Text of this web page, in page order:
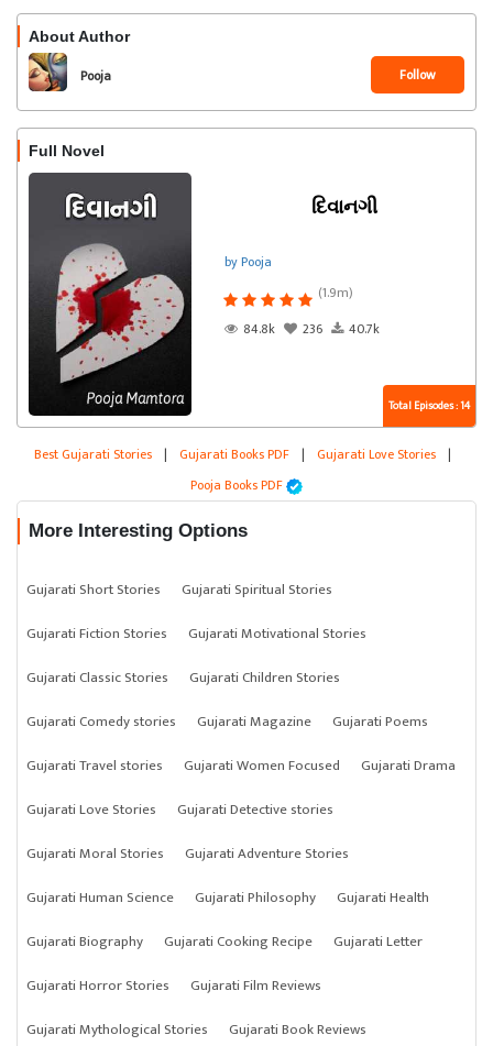
About Author
Pooja Follow
Full Novel
દિવાનગી
by Pooja
(1.9m)
84.8k
236 40.7k
Total Episodes : 14
Best Gujarati Stories | Gujarati Books PDF | Gujarati Love Stories |
Pooja Books PDF
More Interesting Options
Gujarati Short Stories
Gujarati Spiritual Stories
Gujarati Fiction Stories
Gujarati Motivational Stories
Gujarati Classic Stories
Gujarati Children Stories
Gujarati Comedy stories
Gujarati Magazine
Gujarati Poems
Gujarati Travel stories
Gujarati Women Focused
Gujarati Drama
Gujarati Love Stories
Gujarati Detective stories
Gujarati Moral Stories
Gujarati Adventure Stories
Gujarati Human Science
Gujarati Philosophy
Gujarati Health
Gujarati Biography
Gujarati Cooking Recipe
Gujarati Letter
Gujarati Horror Stories
Gujarati Film Reviews
Gujarati Mythological Stories
Gujarati Book Reviews